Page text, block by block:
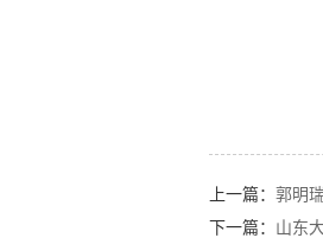
上一篇： 郭明
下一篇： 山东